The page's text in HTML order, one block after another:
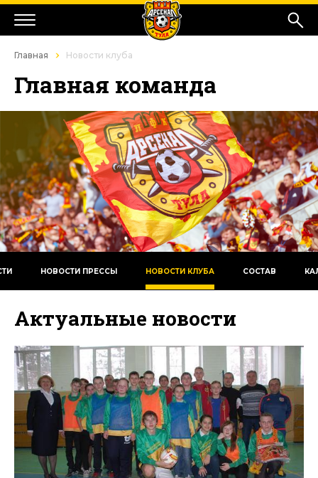
Главная Новости клуба
Главная команда
НОВОСТИ ПРЕССЫ НОВОСТИ КЛУБА СОСТАВ
Актуальные новости